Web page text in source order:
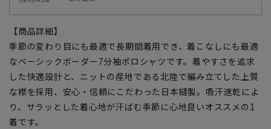
【商品詳細】
季節の変わり目にも最適で長期間着用でき、着こなしにも最適
なベーシックボーダー7分袖ポロシャツです。着やすさを追求
した快適設計と、ニットの産地である北陸で編み立てした上質
な襟を採用、安心・信頼にこだわった日本縫製。吸汗速乾によ
り、サラッとした着心地が汗ばむ季節に心地良いオススメの1
着です。